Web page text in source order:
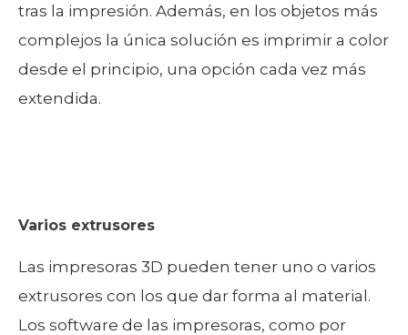
tras la impresión. Además, en los objetos más
complejos la única solución es imprimir a color
desde el principio, una opción cada vez más
extendida.
Varios extrusores
Las impresoras 3D pueden tener uno o varios
extrusores con los que dar forma al material.
Los software de las impresoras, como por